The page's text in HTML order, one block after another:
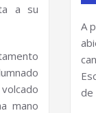
a su
mano
A
de